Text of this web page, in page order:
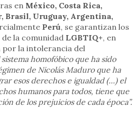
en México, Costa Rica,
Brasil, Uruguay, Argentina,
Perú, se garantizan los
la comunidad LGBTIQ+, en
por la intolerancia del
sistema homofóbico que ha sido
de Nicolás Maduro que ha
esos derechos e igualdad (…) el
humanos para todos, tiene que
de los prejuicios de cada época”.